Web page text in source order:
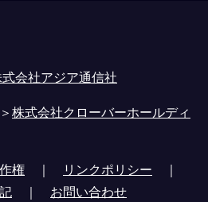
会社アジア通信社
株式会社クローバーホールディ
権 ｜ リンクポリシー ｜
｜ お問い合わせ